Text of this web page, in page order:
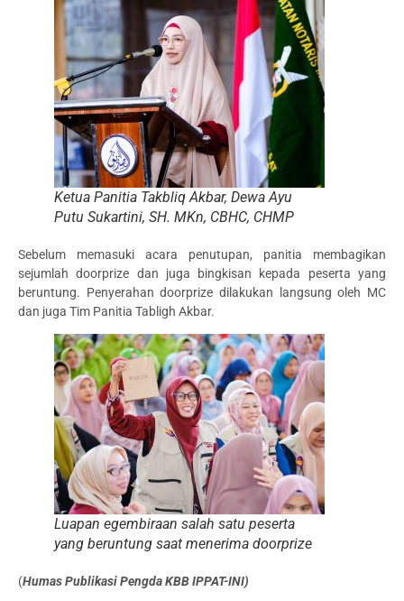
Ketua Panitia Takbliq Akbar, Dewa Ayu
Putu Sukartini, SH. MKn, CBHC, CHMP
Sebelum memasuki acara penutupan, panitia membagikan
sejumlah doorprize dan juga bingkisan kepada peserta yang
beruntung. Penyerahan doorprize dilakukan langsung oleh MC
dan juga Tim Panitia Tabligh Akbar.
Luapan egembiraan salah satu peserta
yang beruntung saat menerima doorprize
(Humas Publikasi Pengda KBB IPPAT-INI)